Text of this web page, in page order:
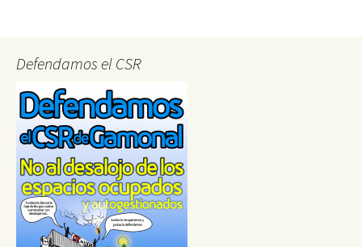
Defendamos el CSR